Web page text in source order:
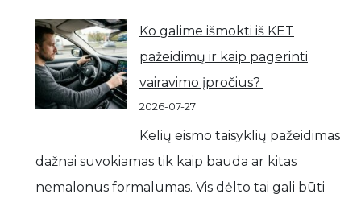
Ko galime išmokti iš KET
pažeidimų ir kaip pagerinti
vairavimo įpročius?
2026-07-27
Kelių eismo taisyklių pažeidimas
dažnai suvokiamas tik kaip bauda ar kitas
nemalonus formalumas. Vis dėlto tai gali būti